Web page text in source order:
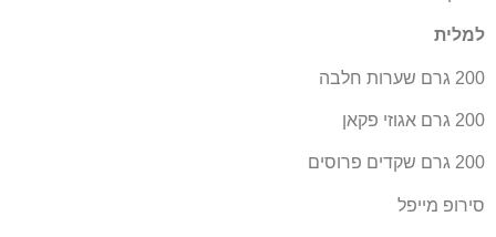
למלית
200 גרם שערות חלבה
200 גרם אגוזי פקאן
200 גרם שקדים פרוסים
סירופ מייפל